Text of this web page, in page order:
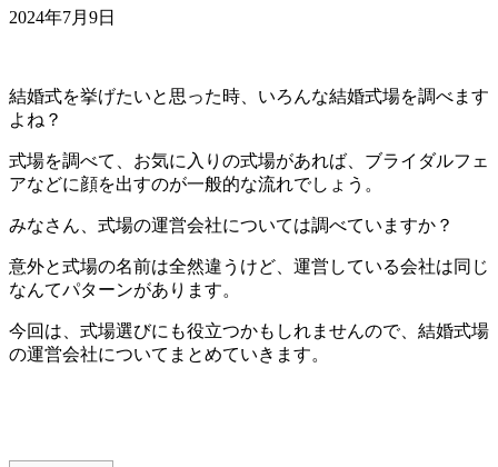
2024年7月9日
結婚式を挙げたいと思った時、いろんな結婚式場を調べます
よね？
式場を調べて、お気に入りの式場があれば、ブライダルフェ
アなどに顔を出すのが一般的な流れでしょう。
みなさん、式場の運営会社については調べていますか？
意外と式場の名前は全然違うけど、運営している会社は同じ
なんてパターンがあります。
今回は、式場選びにも役立つかもしれませんので、結婚式場
の運営会社についてまとめていきます。